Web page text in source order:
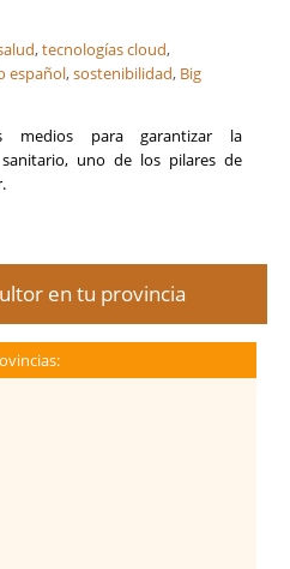
,tecnologías cloud,
español,sostenibilidad, Big
medios para garantizar la
uno de los pilares de
en tu provincia